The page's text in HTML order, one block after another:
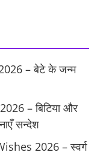
– बेटे के जन्म
– बिटिया और
सन्देश
2026 – स्वर्ग